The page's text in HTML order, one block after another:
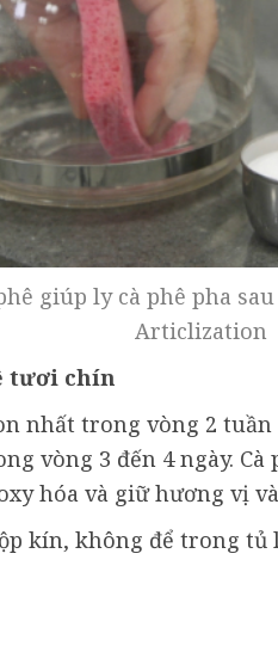
giúp ly cà phê pha
Articlization
tươi chín
nhất trong vòng 2
vòng 3 đến 4 ngày.
hóa và giữ hương vị
kín, không để trong